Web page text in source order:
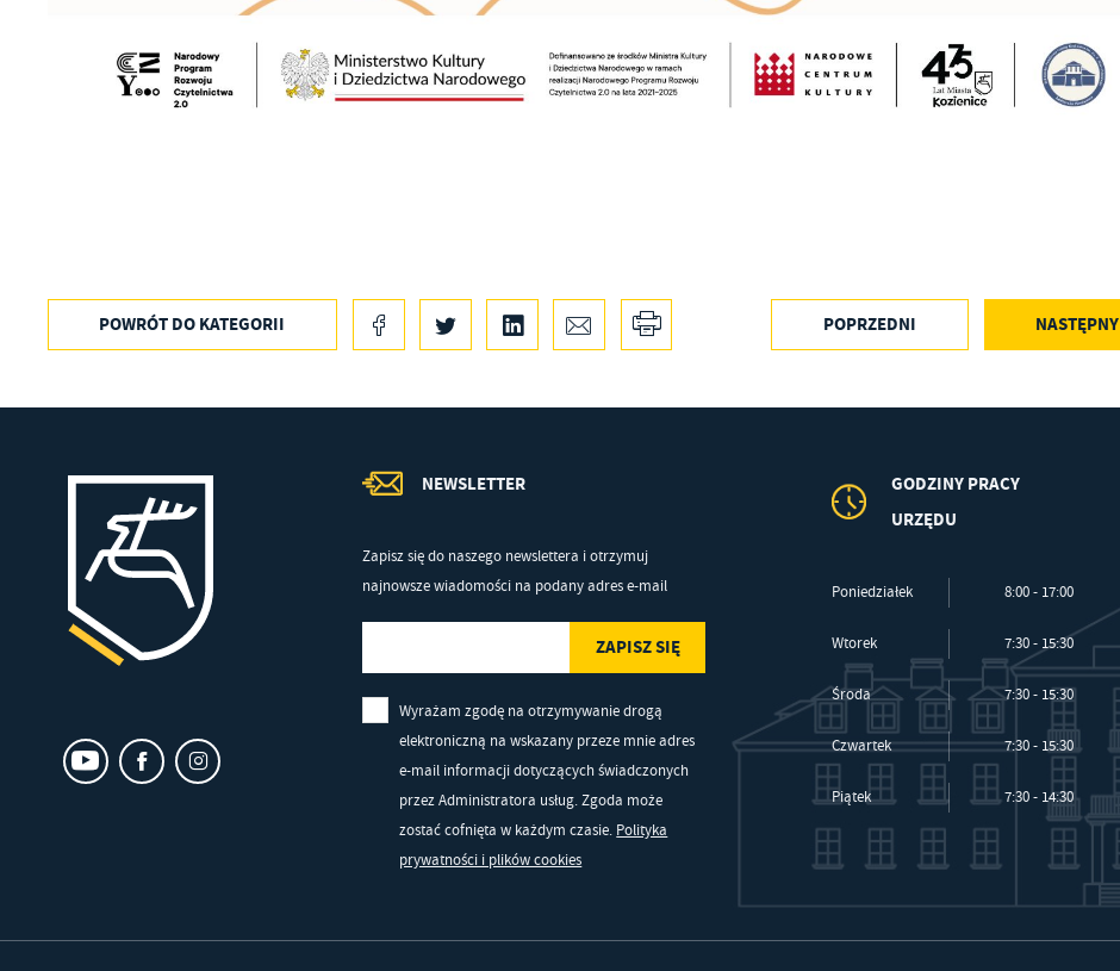
POWRÓT DO KATEGORII POPRZEDNI NASTĘPNY
NEWSLETTER
Zapisz się do naszego newslettera i otrzymuj
najnowsze wiadomości na podany adres e-mail
Wyrażam zgodę na otrzymywanie drogą
elektroniczną na wskazany przeze mnie adres
e-mail informacji dotyczących świadczonych
przez Administratora usług. Zgoda może
zostać cofnięta w każdym czasie. Polityka
prywatności i plików cookies
GODZINY PRACY
URZĘDU
Poniedziałek 8:00 - 17:00
Wtorek 7:30 - 15:30
Środa 7:30 - 15:30
Czwartek 7:30 - 15:30
Piątek 7:30 - 14:30